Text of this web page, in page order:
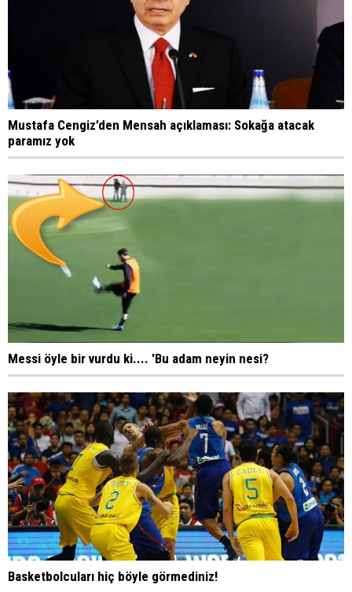
Mustafa Cengiz’den Mensah açıklaması: Sokağa atacak
paramız yok
Messi öyle bir vurdu ki.... 'Bu adam neyin nesi?
Basketbolcuları hiç böyle görmediniz!